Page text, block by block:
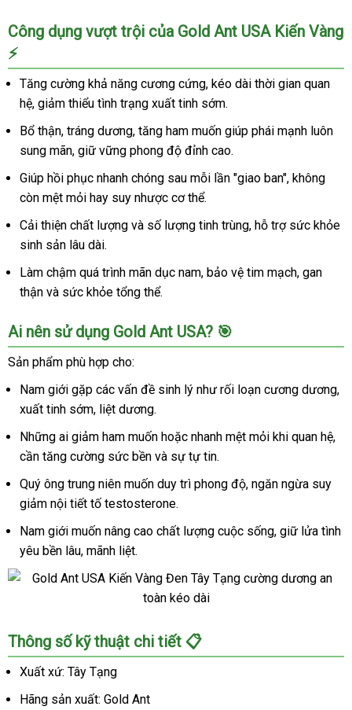
Công dụng vượt trội của Gold Ant USA Kiến Vàng
⚡
Tăng cường khả năng cương cứng, kéo dài thời gian quan
hệ, giảm thiểu tình trạng xuất tinh sớm.
Bổ thận, tráng dương, tăng ham muốn giúp phái mạnh luôn
sung mãn, giữ vững phong độ đỉnh cao.
Giúp hồi phục nhanh chóng sau mỗi lần "giao ban", không
còn mệt mỏi hay suy nhược cơ thể.
Cải thiện chất lượng và số lượng tinh trùng, hỗ trợ sức khỏe
sinh sản lâu dài.
Làm chậm quá trình mãn dục nam, bảo vệ tim mạch, gan
thận và sức khỏe tổng thể.
Ai nên sử dụng Gold Ant USA? 🎯
Sản phẩm phù hợp cho:
Nam giới gặp các vấn đề sinh lý như rối loạn cương dương,
xuất tinh sớm, liệt dương.
Những ai giảm ham muốn hoặc nhanh mệt mỏi khi quan hệ,
cần tăng cường sức bền và sự tự tin.
Quý ông trung niên muốn duy trì phong độ, ngăn ngừa suy
giảm nội tiết tố testosterone.
Nam giới muốn nâng cao chất lượng cuộc sống, giữ lửa tình
yêu bền lâu, mãnh liệt.
Gold
Ant
USA
Vàng
Thông số kỹ thuật chi tiết 📋
Xuất xứ: Tây Tạng
Hãng sản xuất: Gold Ant